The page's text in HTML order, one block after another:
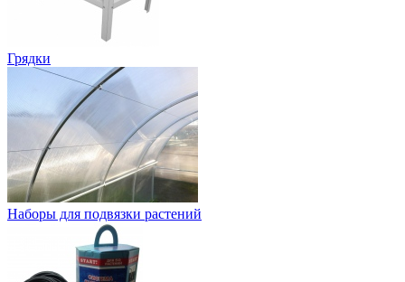
Грядки
Наборы для подвязки растений